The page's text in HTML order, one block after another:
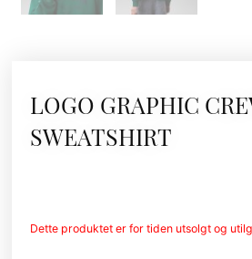
LOGO GRAPHIC
SWEATSHIRT
Dette produktet er for tiden utsolgt og